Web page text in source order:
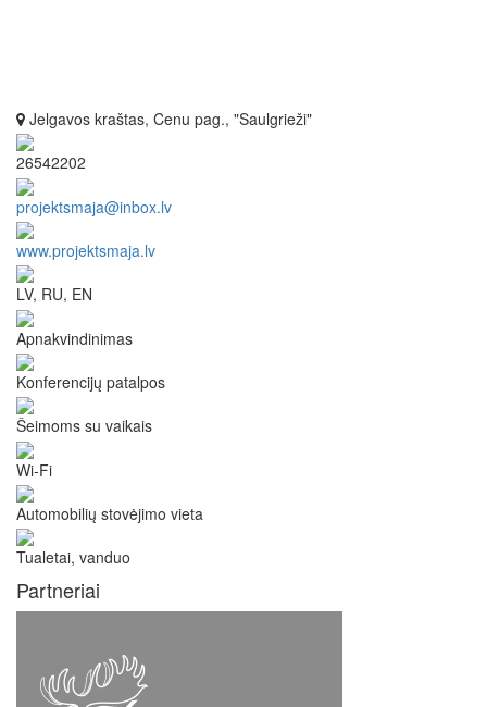
Jelgavos kraštas, Cenu pag., "Saulgrieži"
26542202
projektsmaja@inbox.lv
www.projektsmaja.lv
LV, RU, EN
Apnakvindinimas
Konferencijų patalpos
Šeimoms su vaikais
Wi-Fi
Automobilių stovėjimo vieta
Tualetai, vanduo
Partneriai